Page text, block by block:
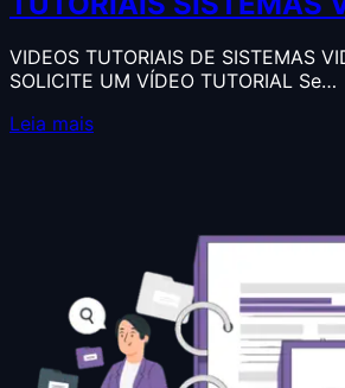
VIDEOS TUTORIAIS DE SISTEMAS
SOLICITE UM VÍDEO TUTORIAL Se…
Leia mais